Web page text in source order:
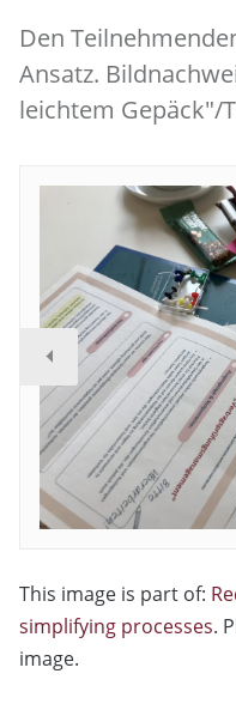
Den
Ansatz.
leichtem Gepäck"/
This image is part of:
simplifying processes.
image.